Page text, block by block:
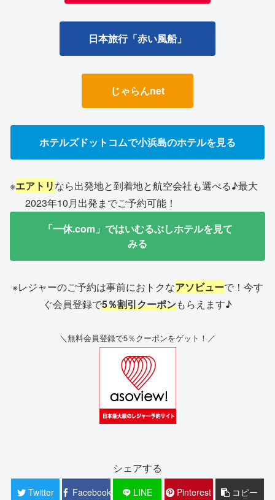
日本旅行「赤い風船」
じゃらんnet
ホテルズドットコムで小浜島のホテルを見る
※エアトリなら出発地と到着地と航空会社も選べる♪最大
2023年10月出発までご予約可能！
「一休.com」ではいむるぶしホテルを見て
みる
※レジャーのご予約は事前におトクなアソビューで！今す
ぐ会員登録で5％割引クーポンもらえます♪
＼無料会員登録で5％クーポンをゲット！／
シェアする
Twitter Facebook LINE Pinterest コピー